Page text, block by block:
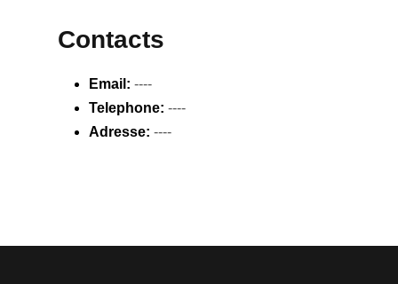
Contacts
Email: ----
Telephone: ----
Adresse: ----